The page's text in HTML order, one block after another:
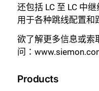
还包括 LC 至 LC 中
用于各种跳线配置和
欲了解更多信息或索
问：
Products